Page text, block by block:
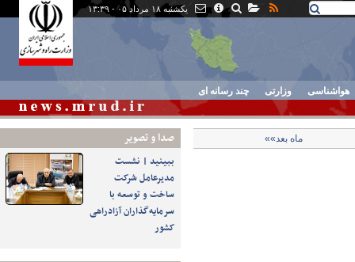
یکشنبه ۱۸ مرداد ۰۵ - ۱۳:۳۹
هواشناسی وزارتی چند رسانه ای
صدا و تصوير
ببینید | نشست
مدیرعامل شرکت
ساخت و توسعه با
سرمایه‌گذاران آزادراهی
کشور
ماه بعد»»